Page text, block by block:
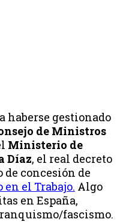
haberse gestionado
de Ministros
Ministerio de
Díaz, el real decreto
concesión de
el Trabajo. Algo
en España,
fascismo.